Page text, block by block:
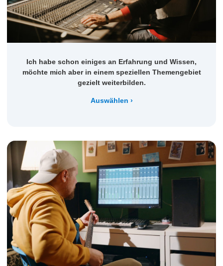
Ich habe schon einiges an Erfahrung und Wissen,
möchte mich aber in einem speziellen Themengebiet
gezielt weiterbilden.
Auswählen